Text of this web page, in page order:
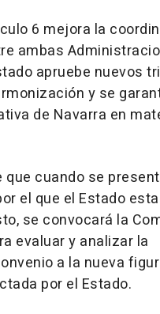
6 mejora la
ambas
apruebe nuevos
y se
de Navarra en
cuando se
el que el Estado
se convocará la
evaluar y analizar la
a la nueva
por el Estado.